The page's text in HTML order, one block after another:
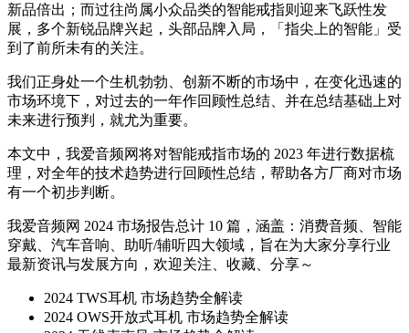
新品倍出；而过往尚属小众品类的智能戒指则迎来飞跃性发
展，多个新锐品牌兴起，头部品牌入局，「指尖上的智能」受
到了前所未有的关注。
我们正身处一个生机勃勃、创新不断的市场中，在变化迅速的
市场环境下，对过去的一年作回顾性总结、并在总结基础上对
未来进行预判，就尤为重要。
本文中，我爱音频网将对智能戒指市场的 2023 年进行数据梳
理，对全年的技术趋势进行回顾性总结，帮助各方厂商对市场
有一个初步判断。
我爱音频网 2024 市场报告总计 10 篇，涵盖：消费音频、智能
穿戴、汽车音响、助听/辅听四大领域，旨在为大家分享行业
最新资讯与发展方向，欢迎关注、收藏、分享～
2024 TWS耳机 市场趋势全解读
2024 OWS开放式耳机 市场趋势全解读